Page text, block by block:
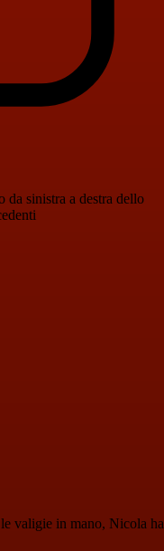
sinistra a destra dello
valigie in mano, Nicola ha